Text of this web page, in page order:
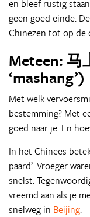
en bleef rustig
geen goed einde.
Chinezen tot op de
Meteen:
‘mashang’)
Met welk
bestemming? Met
goed naar je. En
In het Chinees
paard’. Vroeger
snelst.
vreemd aan als je
snelweg in Beijing.